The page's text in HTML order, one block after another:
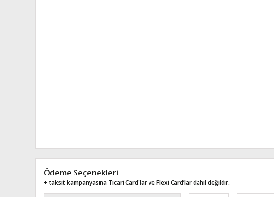
Ödeme Seçenekleri
+ taksit kampanyasına Ticari Card'lar ve Flexi Card’lar dahil değildir.